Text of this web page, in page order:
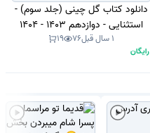
دانلود کتاب گل چینی (جلد سوم) -
استثنایی - دوازدهم 1403 - 1404
(نسخه PDF) 1 سال قبل 76
19
رایگان